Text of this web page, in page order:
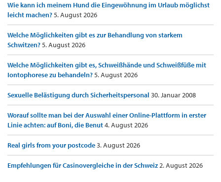
Wie kann ich meinem Hund die Eingewöhnung im Urlaub möglichst
leicht machen?5. August 2026
Welche Möglichkeiten gibt es zur Behandlung von starkem
Schwitzen?5. August 2026
Welche Möglichkeiten gibt es, Schweißhände und Schweißfüße mit
Iontophorese zu behandeln?5. August 2026
Sexuelle Belästigung durch Sicherheitspersonal 30. Januar 2008
Worauf sollte man bei der Auswahl einer Online-Plattform in erster
Linie achten: auf Boni, die Benut4. August 2026
Real girls from your postcode3. August 2026
Empfehlungen für Casinovergleiche in der Schweiz2. August 2026